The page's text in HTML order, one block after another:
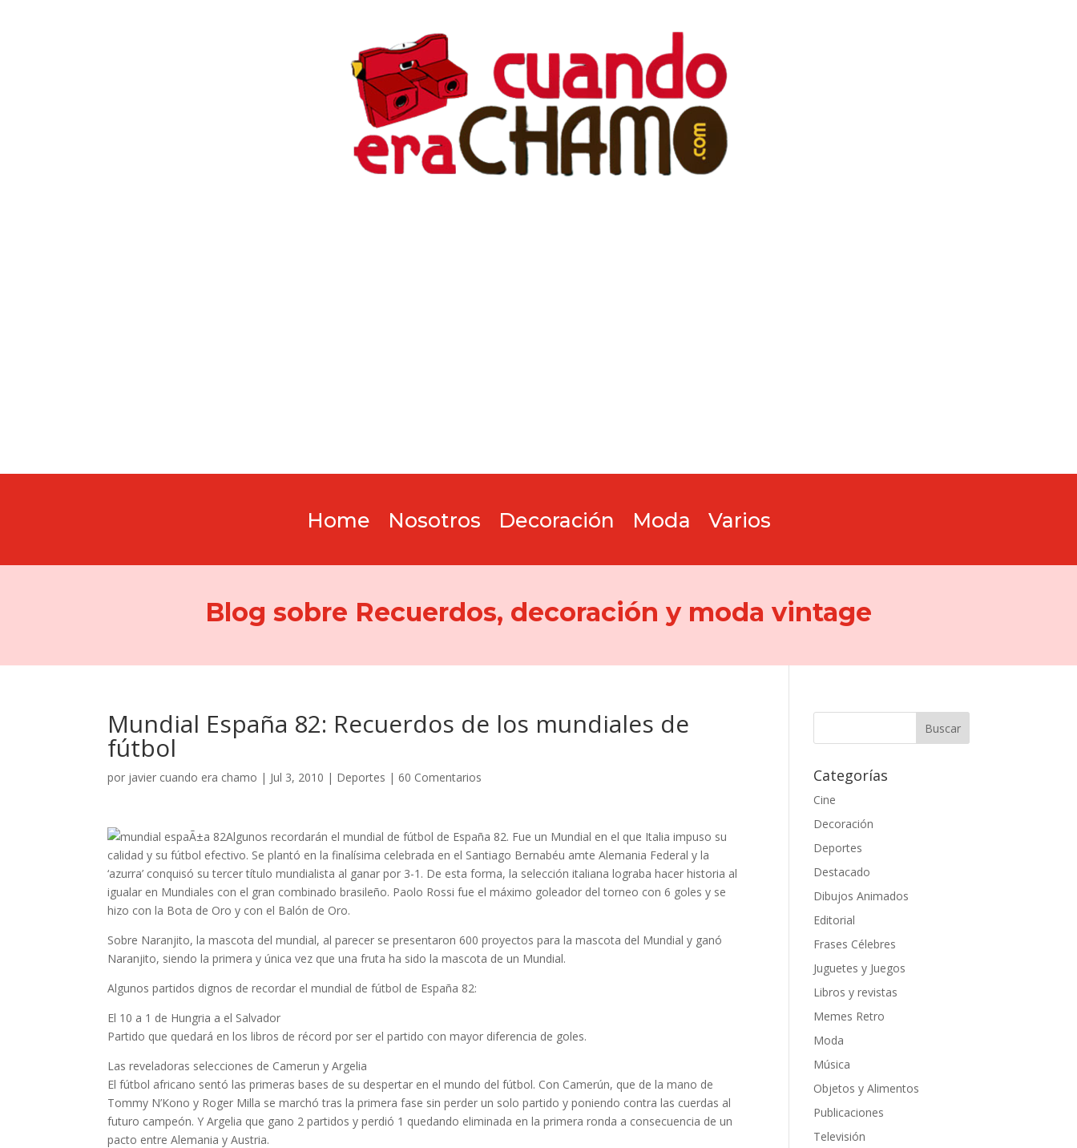
Home Nosotros Decoración Moda Varios
Blog sobre Recuerdos, decoración y moda vintage
Mundial España 82: Recuerdos de los mundiales de
fútbol
por javier cuando era chamo | Jul 3, 2010 | Deportes |60 Comentarios
Algunos recordarán el mundial de fútbol de España 82. Fue un Mundial en el que Italia impuso su
calidad y su fútbol efectivo. Se plantó en la finalísima celebrada en el Santiago Bernabéu amte Alemania Federal y la
‘azurra’ conquisó su tercer título mundialista al ganar por 3-1. De esta forma, la selección italiana lograba hacer historia al
igualar en Mundiales con el gran combinado brasileño. Paolo Rossi fue el máximo goleador del torneo con 6 goles y se
hizo con la Bota de Oro y con el Balón de Oro.
Sobre Naranjito, la mascota del mundial, al parecer se presentaron 600 proyectos para la mascota del Mundial y ganó
Naranjito, siendo la primera y única vez que una fruta ha sido la mascota de un Mundial.
Algunos partidos dignos de recordar el mundial de fútbol de España 82:
El 10 a 1 de Hungria a el Salvador
Partido que quedará en los libros de récord por ser el partido con mayor diferencia de goles.
Las reveladoras selecciones de Camerun y Argelia
El fútbol africano sentó las primeras bases de su despertar en el mundo del fútbol. Con Camerún, que de la mano de
Tommy N’Kono y Roger Milla se marchó tras la primera fase sin perder un solo partido y poniendo contra las cuerdas al
futuro campeón. Y Argelia que gano 2 partidos y perdió 1 quedando eliminada en la primera ronda a consecuencia de un
pacto entre Alemania y Austria.
Categorías
Cine
Decoración
Deportes
Destacado
Dibujos Animados
Editorial
Frases Célebres
Juguetes y Juegos
Libros y revistas
Memes Retro
Moda
Música
Objetos y Alimentos
Publicaciones
Televisión